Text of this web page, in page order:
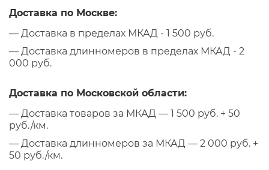
Доставка по Москве:
— Доставка в пределах МКАД - 1 500 руб.
— Доставка длинномеров в пределах МКАД - 2
000 руб.
Доставка по Московской области:
— Доставка товаров за МКАД — 1 500 руб. + 50
руб./км.
— Доставка длинномеров за МКАД — 2 000 руб. +
50 руб./км.